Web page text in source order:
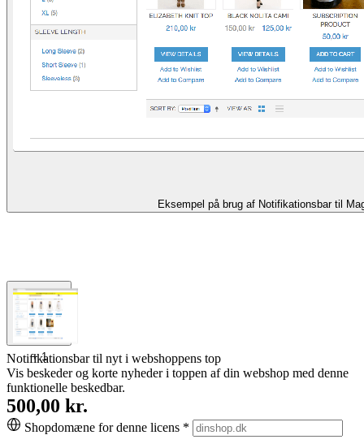
Eksempel på brug af Notifikationsbar til
+ 1
Notifikationsbar til nyt i webshoppens top
Vis beskeder og korte nyheder i toppen af din webshop med denne
funktionelle beskedbar.
500,00 kr.
Shopdomæne for denne licens *